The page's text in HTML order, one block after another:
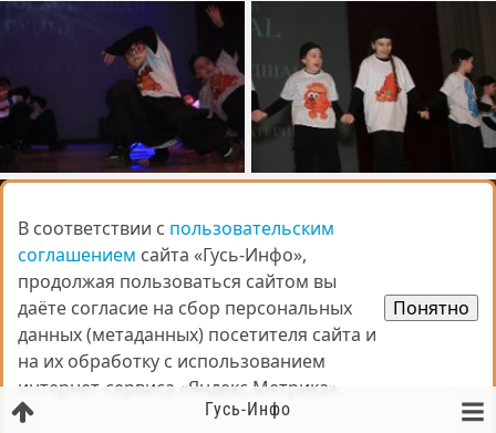
Гусь-Инфо
В соответствии с пользовательским
соглашением сайта «Гусь-Инфо»,
продолжая пользоваться сайтом вы
даёте согласие на сбор персональных
данных (метаданных) посетителя сайта и
на их обработку с использованием
интернет-сервиса «Яндекс.Метрика».
Понятно
В соответствии с пользовательским
соглашением сайта «Гусь-Инфо»,
продолжая пользоваться сайтом вы
даёте согласие на сбор персональных
данных (метаданных) посетителя сайта и
на их обработку с использованием
интернет-сервиса «Яндекс.Метрика».
Понятно